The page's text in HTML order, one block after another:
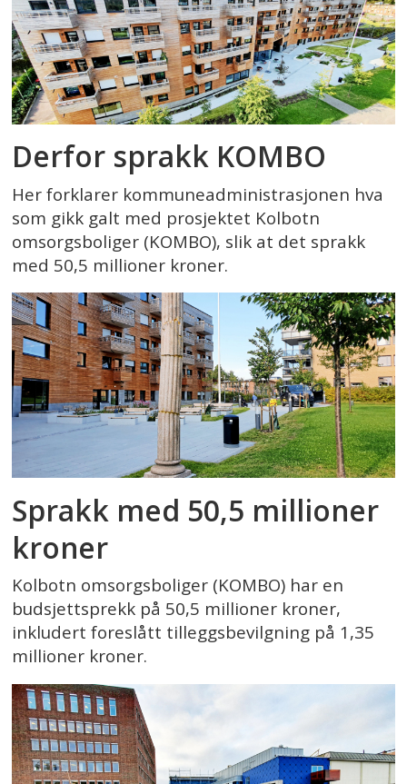
Derfor sprakk KOMBO
Her forklarer kommuneadministrasjonen hva
som gikk galt med prosjektet Kolbotn
omsorgsboliger (KOMBO), slik at det sprakk
med 50,5 millioner kroner.
Sprakk med 50,5 millioner
kroner
Kolbotn omsorgsboliger (KOMBO) har en
budsjettsprekk på 50,5 millioner kroner,
inkludert foreslått tilleggsbevilgning på 1,35
millioner kroner.